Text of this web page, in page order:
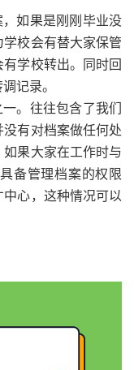
如果是刚刚毕业没
校会有替大家保管
学校转出。同时回
记录。
。往往包含了我们
有对档案做任何处
果大家在工作时与
备管理档案的权限
心，这种情况可以